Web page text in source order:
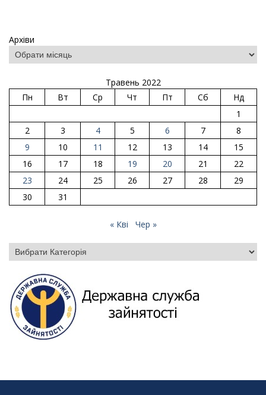
Архіви
Травень 2022
Пн
Вт Ср Чт Пт Сб
Нд
1
2
3 4 5 6 7
8
9
10 11 12 13 14
15
16
17 18 19 20 21
22
23
24 25 26 27 28
29
30
31
« Кві Чер »
Категорії